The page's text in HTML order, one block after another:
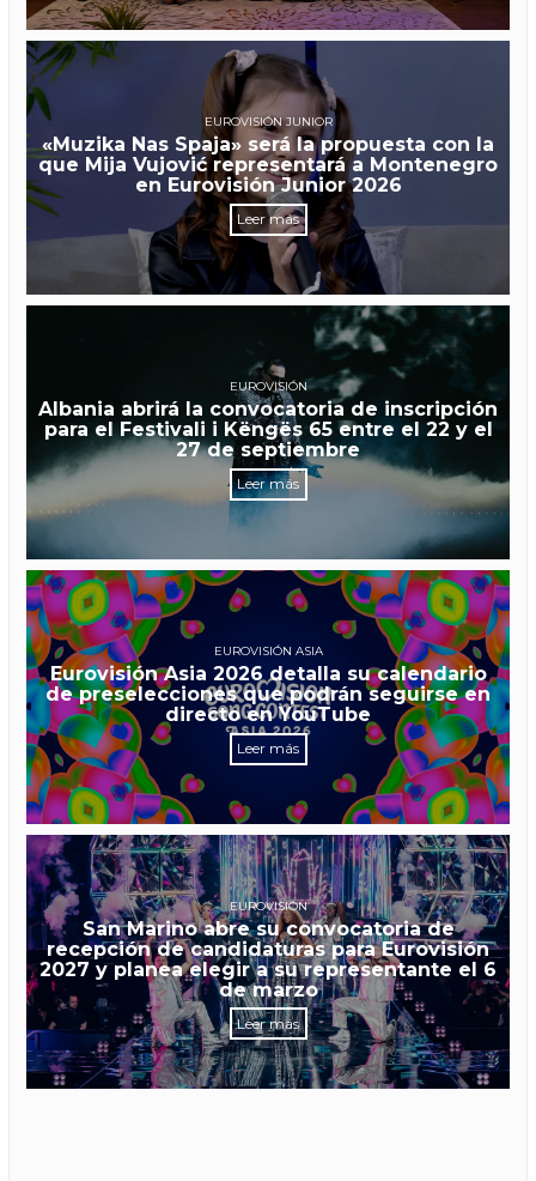
EUROVISIÓN JUNIOR
«Muzika Nas Spaja» será la propuesta con la
que Mija Vujović representará a Montenegro
en Eurovisión Junior 2026
Leer más
EUROVISIÓN
Albania abrirá la convocatoria de inscripción
para el Festivali i Këngës 65 entre el 22 y el
27 de septiembre
Leer más
EUROVISIÓN ASIA
Eurovisión Asia 2026 detalla su calendario
de preselecciones que podrán seguirse en
directo en YouTube
Leer más
EUROVISIÓN
San Marino abre su convocatoria de
recepción de candidaturas para Eurovisión
2027 y planea elegir a su representante el 6
de marzo
Leer más